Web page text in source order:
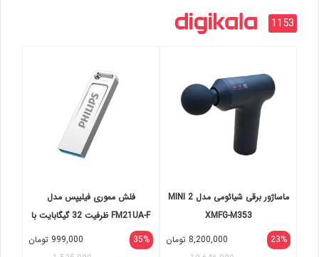
1153
ماساژور برقی شیائومی مدل MINI 2
XMFG-M353
23%
8,200,000 تومان
فلش مموری فیلیپس مدل
FM21UA-F ظرفیت 32 گیگابایت با
رابط USB 2.0، سرعت خواندن 30
35%
999,000 تومان